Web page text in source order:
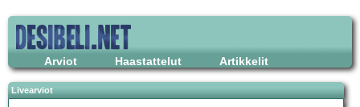
Arviot Haastattelut Artikkelit
Livearviot